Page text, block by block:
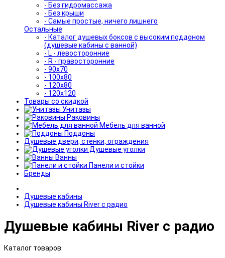
- Без гидромассажа
- Без крыши
- Самые простые, ничего лишнего
Остальные
- Каталог душевых боксов с высоким поддоном
(душевые кабины с ванной)
- L - левосторонние
- R - правосторонние
- 90x70
- 100x80
- 120x80
- 120x120
Товары со скидкой
Унитазы
Раковины
Мебель для ванной
Поддоны
Душевые двери, стенки, ограждения
Душевые уголки
Ванны
Панели и стойки
Бренды
Душевые кабины
Душевые кабины River с радио
Душевые кабины River с радио
Каталог товаров